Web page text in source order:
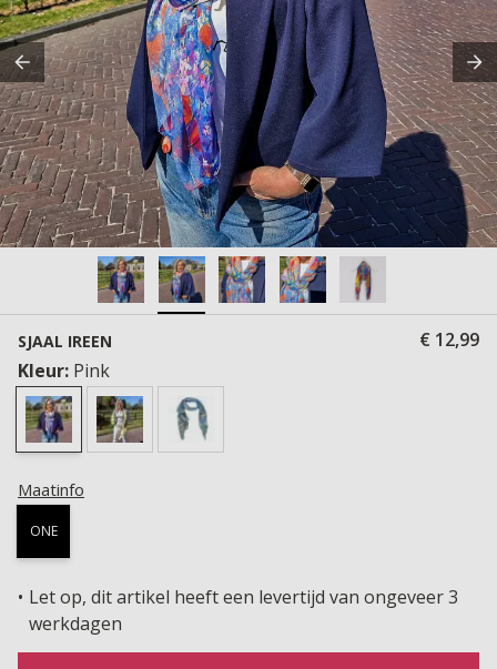
SJAAL IREEN
€ 12,99
Kleur: Pink
Maatinfo
ONE
Let op, dit artikel heeft een levertijd van ongeveer 3
werkdagen